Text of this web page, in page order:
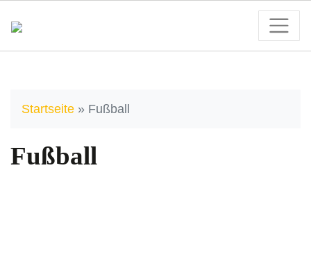
Startseite » Fußball
Fußball